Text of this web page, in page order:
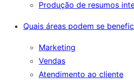
Produção de resumos
Quais áreas podem se
Marketing
Vendas
Atendimento ao cliente